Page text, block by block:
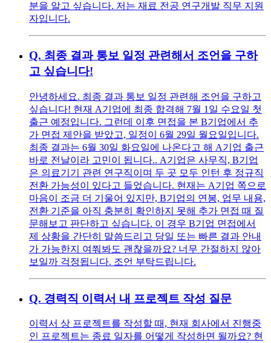
분을 알고 싶습니다. 저는 재료 전공 연구개발 직무 지원
자입니다.
Q. 최종 결과 통보 일정 관련해서 조언을 구하
고 싶습니다!
안녕하세요. 최종 결과 통보 일정 관련해 조언을 구하고
싶습니다! 현재 A기업에 최종 합격해 7월 1일 수요일 첫
출근 예정입니다. 그런데 이후 면접을 본 B기업에서 추
가 면접 제안을 받았고, 일정이 6월 29일 월요일입니다.
최종 결과는 6월 30일 화요일에 나온다고 해 A기업 출근
바로 전날이라 고민이 됩니다.. A기업은 사무직, B기업
은 의료기기 관련 연구직이며 두 곳 모두 인턴 후 정규직
전환 가능성이 있다고 들었습니다. 현재는 A기업 쪽으로
마음이 조금 더 기울어 있지만, B기업의 연봉, 업무 내용,
전환 기준을 아직 충분히 확인하지 못해 추가 면접 때 질
문해보고 판단하고 싶습니다. 이 경우 B기업 면접에서
제 상황을 간단히 말씀드리고 당일 또는 빠른 결과 안내
가 가능한지 여쭤봐도 괜찮을까요? 너무 간절하지 않아
보일까 걱정됩니다. 조언 부탁드립니다.
Q. 경력직 이력서 내 프로젝트 작성 질문
이력서 상 프로젝트를 작성할 때, 현재 회사에서 진행중
인 프로젝트는 종료 일자를 어떻게 작성하면 될까요? 현